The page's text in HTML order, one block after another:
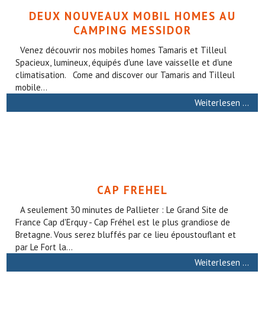
DEUX NOUVEAUX MOBIL HOMES AU
CAMPING MESSIDOR
Venez découvrir nos mobiles homes Tamaris et Tilleul
Spacieux, lumineux, équipés d'une lave vaisselle et d'une
climatisation. Come and discover our Tamaris and Tilleul
mobile...
Weiterlesen …
CAP FREHEL
A seulement 30 minutes de Pallieter : Le Grand Site de
France Cap d'Erquy - Cap Fréhel est le plus grandiose de
Bretagne. Vous serez bluffés par ce lieu époustouflant et
par Le Fort la...
Weiterlesen …